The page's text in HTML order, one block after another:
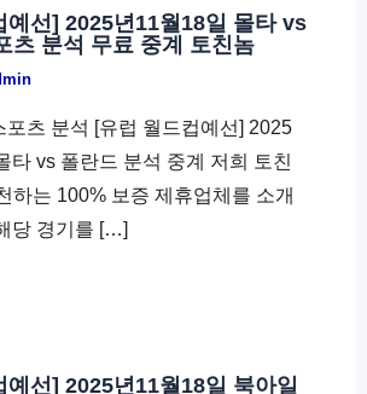
예선] 2025년11월18일 몰타 vs
츠 분석 무료 중계 토친놈
포츠 분석 [유럽 월드컵예선] 2025
타 vs 폴란드 분석 중계 저희 토친
하는 100% 보증 제휴업체를 소개
당 경기를 […]
예선] 2025년11월18일 북아일